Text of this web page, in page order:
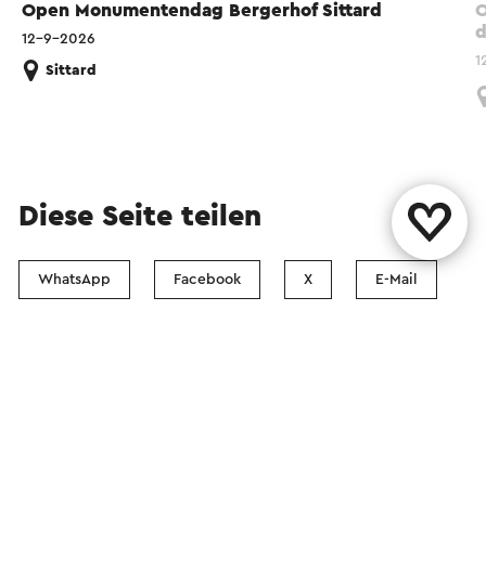
Open Monumentendag Bergerhof Sittard
12-9-2026
Sittard
Diese Seite teilen
WhatsApp Facebook X E-Mail